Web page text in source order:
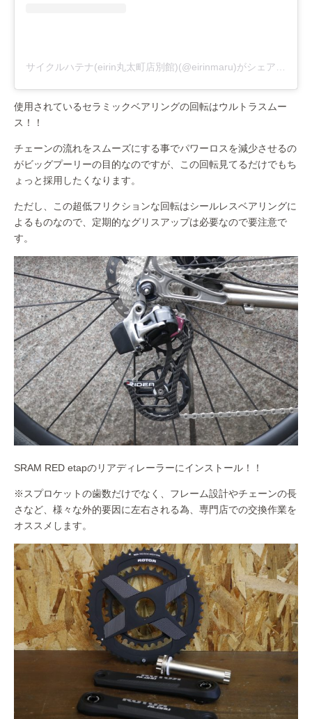
サイクルハテナ(eirin丸太町店別館)(@eirinmaru)がシェアした投稿
使用されているセラミックベアリングの回転はウルトラスムー
ス！！
チェーンの流れをスムーズにする事でパワーロスを減少させるの
がビッグプーリーの目的なのですが、この回転見てるだけでもち
ょっと採用したくなります。
ただし、この超低フリクションな回転はシールレスベアリングに
よるものなので、定期的なグリスアップは必要なので要注意で
す。
SRAM RED etapのリアディレーラーにインストール！！
※スプロケットの歯数だけでなく、フレーム設計やチェーンの長
さなど、様々な外的要因に左右される為、専門店での交換作業を
オススメします。